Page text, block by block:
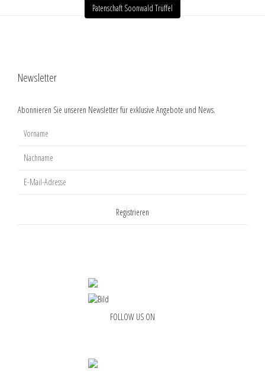
Patenschaft Soonwald Trüffel
Newsletter
Abonnieren Sie unseren Newsletter für exklusive Angebote und News.
FOLLOW US ON